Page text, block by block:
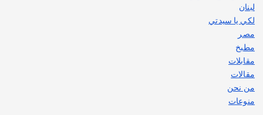
لبنان
لكي يا سيدتي
مصر
مطبخ
مقابلات
مقالات
من نحن
منوعات